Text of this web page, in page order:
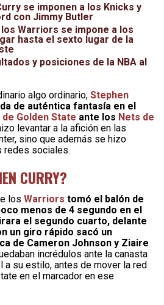
se imponen a los Knicks y
con Jimmy Butler
Warriors se impone a los
hasta el sexto lugar de la
y posiciones de la NBA al
algo ordinario, Stephen
de auténtica fantasía en el
Golden State ante los Nets de
levantar a la afición en las
sino que además se hizo
redes sociales.
CURRY?
los Warriors tomó el balón de
menos de 4 segundo en el
el segundo cuarto, delante
un giro rápido sacó un
de Cameron Johnson y Ziaire
incrédulos ante la canasta
a su estilo, antes de mover la red
en el marcador en ese